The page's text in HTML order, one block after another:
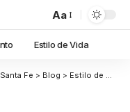
Aa
Estilo de Vida
Fe > Blog > Estilo de Vida